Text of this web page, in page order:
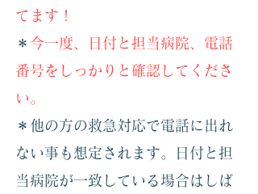
てます！
​ ＊今一度、日付と担当病院、電話
番号をしっかりと確認してくださ
い。
​＊他の方の救急対応で電話に出れ
ない事も想定されます。日付と担
当病院が一致している場合はしば